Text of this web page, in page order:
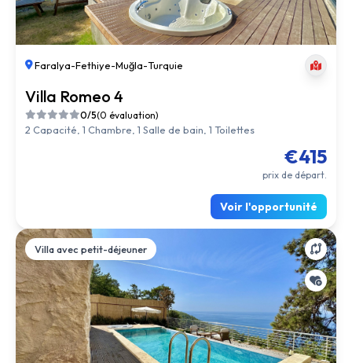
Faralya-Fethiye-Muğla-Turquie
Villa Romeo 4
0/5(0 évaluation)
2 Capacité, 1 Chambre, 1 Salle de bain, 1 Toilettes
€415
prix de départ.
Voir l'opportunité
Villa avec petit-déjeuner